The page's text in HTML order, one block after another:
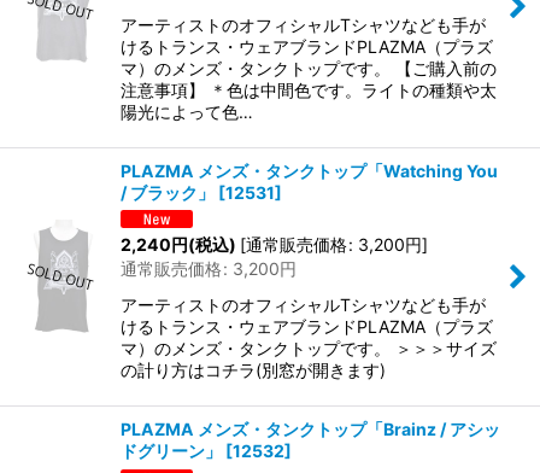
アーティストのオフィシャルTシャツなども手が
けるトランス・ウェアブランドPLAZMA（プラズ
マ）のメンズ・タンクトップです。 【ご購入前の
注意事項】 ＊色は中間色です。ライトの種類や太
陽光によって色…
PLAZMA メンズ・タンクトップ「Watching You
/ ブラック」
[12531]
2,240円(税込) [通常販売価格: 3,200円]
通常販売価格: 3,200円
アーティストのオフィシャルTシャツなども手が
けるトランス・ウェアブランドPLAZMA（プラズ
マ）のメンズ・タンクトップです。 ＞＞＞サイズ
の計り方はコチラ(別窓が開きます)
PLAZMA メンズ・タンクトップ「Brainz / アシッ
ドグリーン」
[12532]